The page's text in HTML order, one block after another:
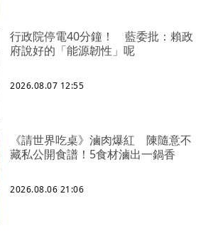
行政院停電40分鐘！ 藍委批：賴政
府說好的「能源韌性」呢
2026.08.07 12:55
《請世界吃桌》滷肉爆紅 陳隨意不
藏私公開食譜！5食材滷出一鍋香
2026.08.06 21:06